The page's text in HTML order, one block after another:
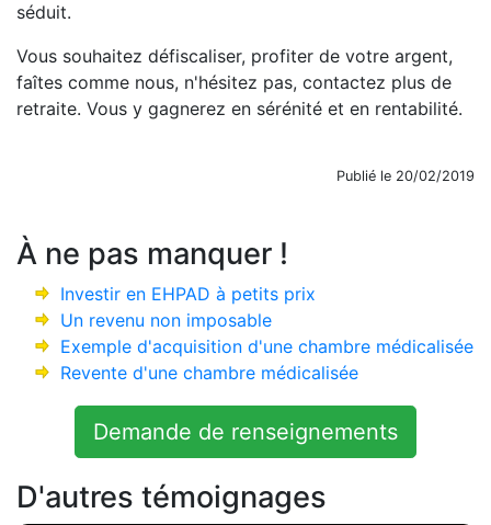
séduit.
Vous souhaitez défiscaliser, profiter de votre argent,
faîtes comme nous, n'hésitez pas, contactez plus de
retraite. Vous y gagnerez en sérénité et en rentabilité.
Publié le 20/02/2019
À ne pas manquer !
Investir en EHPAD à petits prix
Un revenu non imposable
Exemple d'acquisition d'une chambre médicalisée
Revente d'une chambre médicalisée
Demande de renseignements
D'autres témoignages